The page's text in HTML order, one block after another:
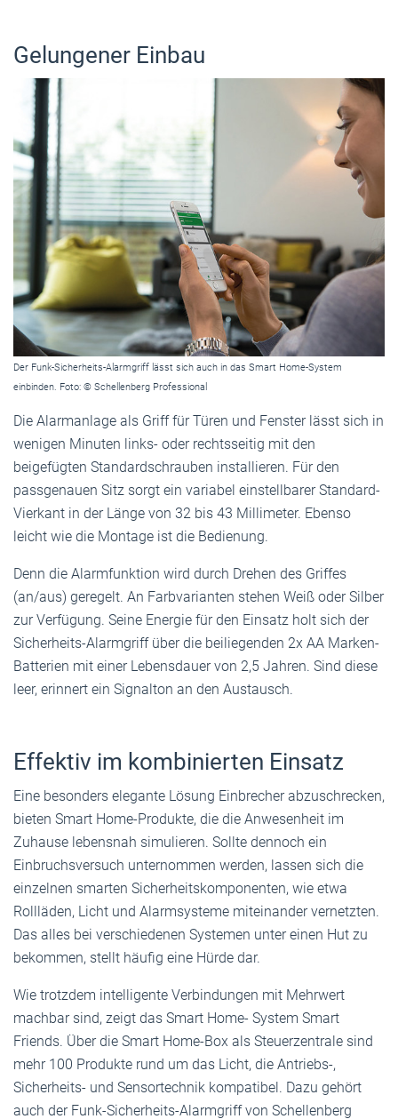
Gelungener Einbau
Der Funk-Sicherheits-Alarmgriff lässt sich auch in das Smart Home-System
einbinden. Foto: © Schellenberg Professional
Die Alarmanlage als Griff für Türen und Fenster lässt sich in
wenigen Minuten links- oder rechtsseitig mit den
beigefügten Standardschrauben installieren. Für den
passgenauen Sitz sorgt ein variabel einstellbarer Standard-
Vierkant in der Länge von 32 bis 43 Millimeter. Ebenso
leicht wie die Montage ist die Bedienung.
Denn die Alarmfunktion wird durch Drehen des Griffes
(an/aus) geregelt. An Farbvarianten stehen Weiß oder Silber
zur Verfügung. Seine Energie für den Einsatz holt sich der
Sicherheits-Alarmgriff über die beiliegenden 2x AA Marken-
Batterien mit einer Lebensdauer von 2,5 Jahren. Sind diese
leer, erinnert ein Signalton an den Austausch.
Effektiv im kombinierten Einsatz
Eine besonders elegante Lösung Einbrecher abzuschrecken,
bieten Smart Home-Produkte, die die Anwesenheit im
Zuhause lebensnah simulieren. Sollte dennoch ein
Einbruchsversuch unternommen werden, lassen sich die
einzelnen smarten Sicherheitskomponenten, wie etwa
Rollläden, Licht und Alarmsysteme miteinander vernetzten.
Das alles bei verschiedenen Systemen unter einen Hut zu
bekommen, stellt häufig eine Hürde dar.
Wie trotzdem intelligente Verbindungen mit Mehrwert
machbar sind, zeigt das Smart Home- System Smart
Friends. Über die Smart Home-Box als Steuerzentrale sind
mehr 100 Produkte rund um das Licht, die Antriebs-,
Sicherheits- und Sensortechnik kompatibel. Dazu gehört
auch der Funk-Sicherheits-Alarmgriff von Schellenberg